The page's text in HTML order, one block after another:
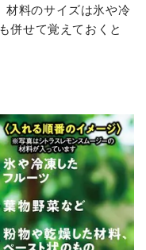
材料のサイズは氷や冷
併せて覚えておくと